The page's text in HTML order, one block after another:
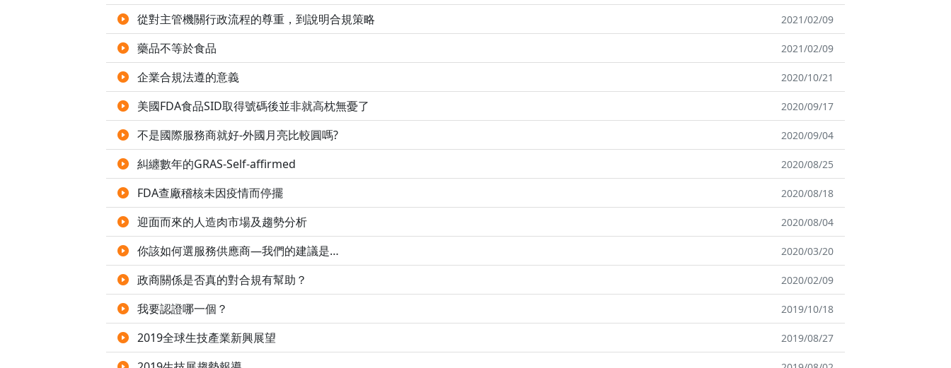
從對主管機關行政流程的尊重，到說明合規策略 2021/02/09
藥品不等於食品 2021/02/09
企業合規法遵的意義 2020/10/21
美國FDA食品SID取得號碼後並非就高枕無憂了 2020/09/17
不是國際服務商就好-外國月亮比較圓嗎? 2020/09/04
糾纏數年的GRAS-Self-affirmed 2020/08/25
FDA查廠稽核未因疫情而停擺 2020/08/18
迎面而來的人造肉市場及趨勢分析 2020/08/04
你該如何選服務供應商—我們的建議是… 2020/03/20
政商關係是否真的對合規有幫助？ 2020/02/09
我要認證哪一個？ 2019/10/18
2019全球生技產業新興展望 2019/08/27